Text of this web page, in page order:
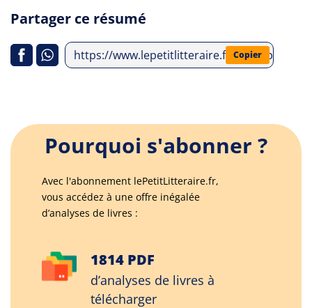
Partager ce résumé
https://www.lepetitlitteraire.fr/index.php/
Copier
Pourquoi s'abonner ?
Avec l'abonnement lePetitLitteraire.fr,
vous accédez à une offre inégalée
d’analyses de livres :
1814 PDF
d’analyses de livres à
télécharger